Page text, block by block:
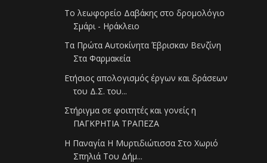
Το λεωφορείο Δαβάκης στο δρομολόγιο
Σμάρι - Ηράκλειο
Τα Πρώτα Αυτοκίνητα Έβρισκαν Βενζίνη
Στα Φαρμακεία
Ετήσιος απολογισμός έργων και δράσεων
του Δ.Σ. του...
Στήριγμα σε φοιτητές και γονείς η
ΠΑΓΚΡΗΤΙΑ ΤΡΑΠΕΖΑ
Η Παναγία Η Μυρτιδιώτισσα Στο Χωριό
Σπηλιά Του Δήμ...